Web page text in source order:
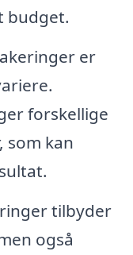
budget.
er
forskellige
som kan
tilbyder
også